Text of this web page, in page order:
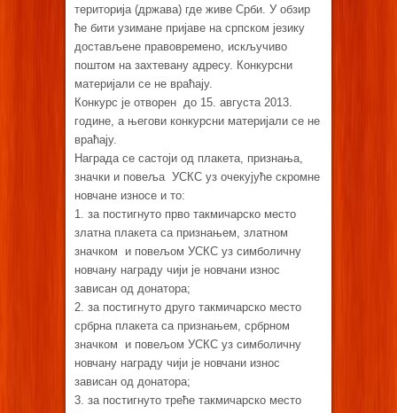
територија (држава) где живе Срби. У обзир
ће бити узимане пријаве на српском језику
достављене правовремено, искључиво
поштом на захтевану адресу. Конкурсни
материјали се не враћају.
Конкурс је отворен до 15. августа 2013.
године, а његови конкурсни материјали се не
враћају.
Награда се састоји од плакета, признања,
значки и повеља УСКС уз очекујуће скромне
новчане износе и то:
1. за постигнуто прво такмичарско место
златна плакета са признањем, златном
значком и повељом УСКС уз симболичну
новчану награду чији је новчани износ
зависан од донатора;
2. за постигнуто друго такмичарско место
србрна плакета са признањем, србрном
значком и повељом УСКС уз симболичну
новчану награду чији је новчани износ
зависан од донатора;
3. за постигнуто треће такмичарско место